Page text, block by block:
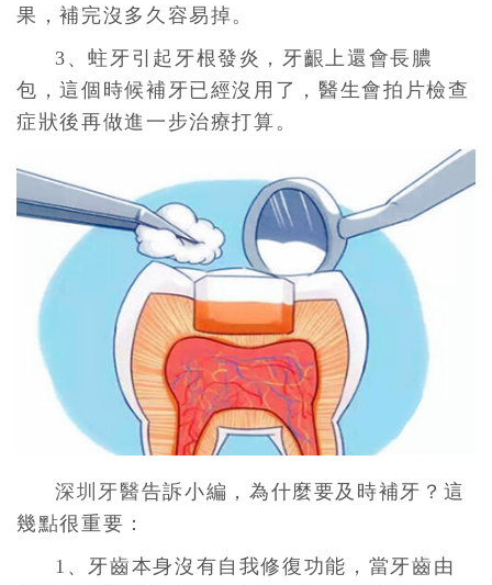
果，補完沒多久容易掉。
3、蛀牙引起牙根發炎，牙齦上還會長膿
包，這個時候補牙已經沒用了，醫生會拍片檢查
症狀後再做進一步治療打算。
深圳牙醫告訴小編，為什麼要及時補牙？這
幾點很重要：
1、牙齒本身沒有自我修復功能，當牙齒由